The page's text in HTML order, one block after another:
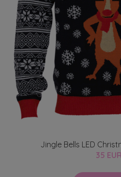
Jingle Bells LED
35 EUR